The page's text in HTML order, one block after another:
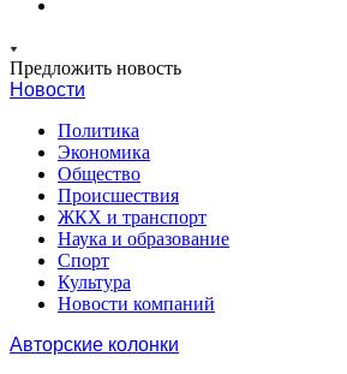
Предложить новость
Новости
Политика
Экономика
Общество
Происшествия
ЖКХ и транспорт
Наука и образование
Спорт
Культура
Новости компаний
Авторские колонки